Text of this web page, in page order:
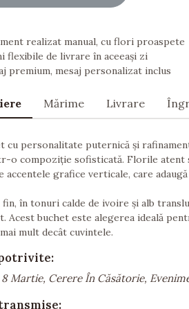
realizat manual, cu flori proaspete
flexibile de livrare în aceeași zi
premium, mesaj personalizat inclus
Mărime Livrare
cu personalitate puternică și
o compoziție sofisticată. Florile atent
accentele grafice verticale, care
fin, în tonuri calde de ivoire și alb
Acest buchet este alegerea ideală
mult decât cuvintele.
Martie, Cerere În Căsătorie,